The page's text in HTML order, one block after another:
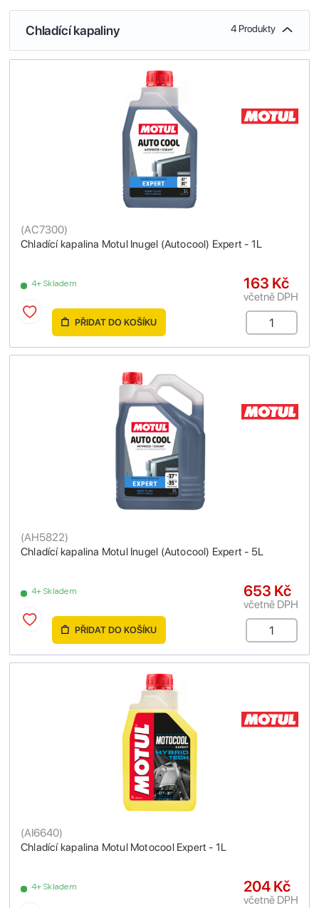
Chladící kapaliny 4 Produkty
Chladící kapalina Motul Inugel (Autocool) Expert - 1L
(AC7300)
4+ Skladem 163 Kč
včetně DPH
PŘIDAT DO KOŠÍKU
Chladící kapalina Motul Inugel (Autocool) Expert - 5L
(AH5822)
4+ Skladem 653 Kč
včetně DPH
PŘIDAT DO KOŠÍKU
Chladící kapalina Motul Motocool Expert - 1L
(AI6640)
4+ Skladem 204 Kč
včetně DPH